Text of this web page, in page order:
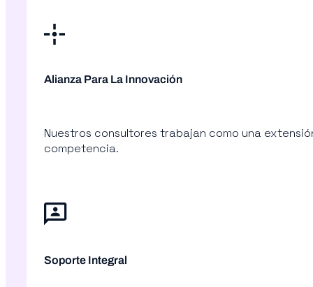
Alianza Para La Innovación
Nuestros consultores trabajan como una
competencia.
Soporte Integral